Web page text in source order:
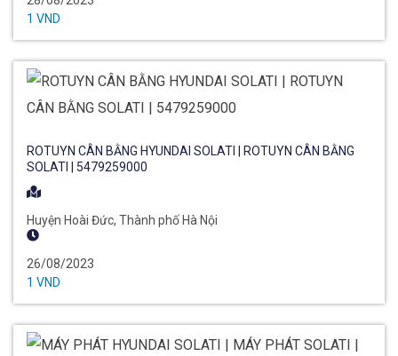
1 VND
ROTUYN CÂN BẰNG HYUNDAI SOLATI | ROTUYN CÂN BẰNG
SOLATI | 5479259000
Huyện Hoài Đức, Thành phố Hà Nội
26/08/2023
1 VND